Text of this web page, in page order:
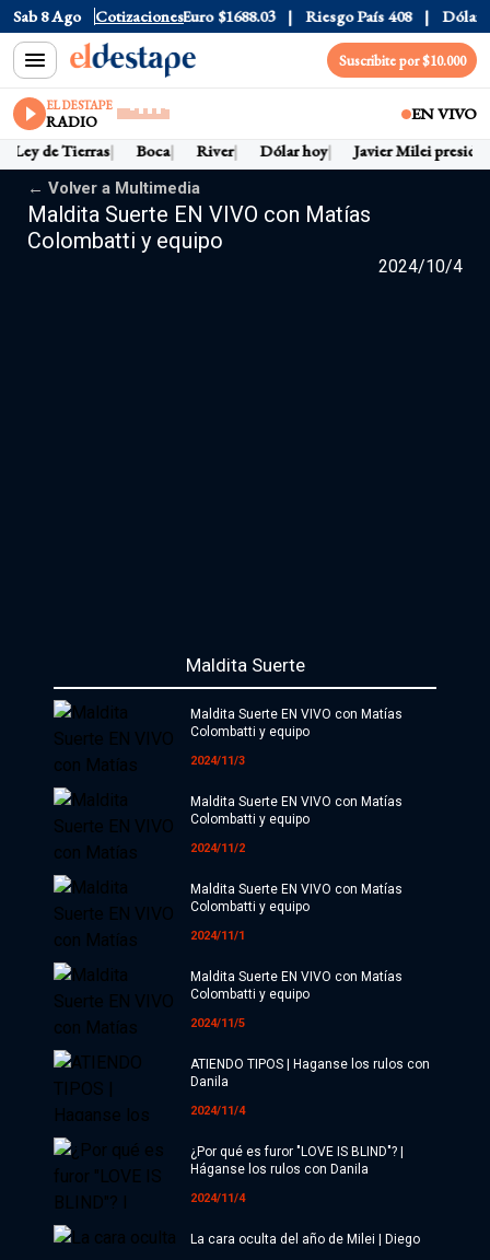
Sab 8 Ago Cotizaciones
Dólar CCL $1580.7 Euro $1688.03 Riesgo País 408 Dólar
Suscribite por $10.000
EL DESTAPE
RADIO
EN VIVO
Ley de Tierras
Boca River Dólar hoy Javier Milei
← Volver a Multimedia
Maldita Suerte EN VIVO con Matías
Colombatti y equipo
2024/10/4
Maldita Suerte
Maldita Suerte EN VIVO con Matías
Colombatti y equipo
2024/11/3
Maldita Suerte EN VIVO con Matías
Colombatti y equipo
2024/11/2
Maldita Suerte EN VIVO con Matías
Colombatti y equipo
2024/11/1
Maldita Suerte EN VIVO con Matías
Colombatti y equipo
2024/11/5
ATIENDO TIPOS | Haganse los rulos con
Danila
2024/11/4
¿Por qué es furor "LOVE IS BLIND"? |
Háganse los rulos con Danila
2024/11/4
La cara oculta del año de Milei | Diego